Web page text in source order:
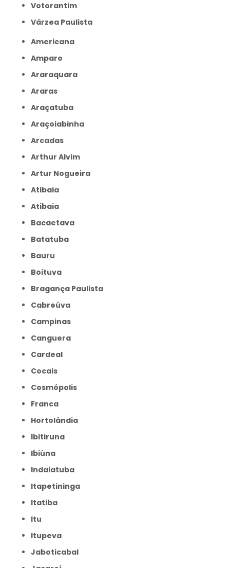
Votorantim
Várzea Paulista
Americana
Amparo
Araraquara
Araras
Araçatuba
Araçoiabinha
Arcadas
Arthur Alvim
Artur Nogueira
Atibaia
Atibaia
Bacaetava
Batatuba
Bauru
Boituva
Bragança Paulista
Cabreúva
Campinas
Canguera
Cardeal
Cocais
Cosmópolis
Franca
Hortolândia
Ibitiruna
Ibiúna
Indaiatuba
Itapetininga
Itatiba
Itu
Itupeva
Jaboticabal